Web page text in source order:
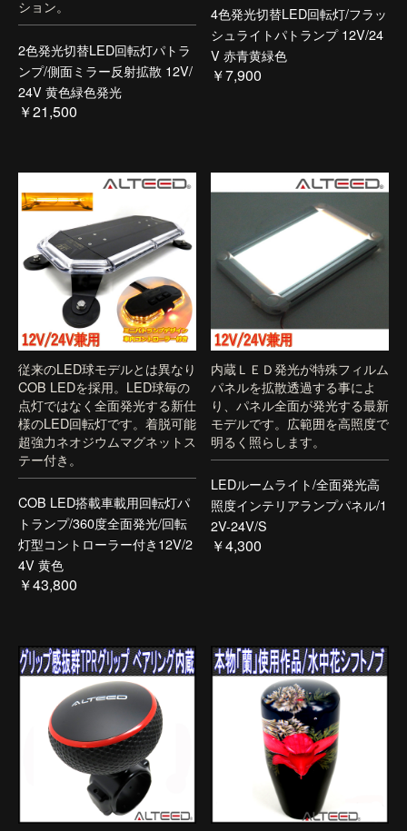
ション。
2色発光切替LED回転灯パトラ
ンプ/側面ミラー反射拡散 12V/
24V 黄色緑色発光
￥21,500
4色発光切替LED回転灯/フラッ
シュライトパトランプ 12V/24
V 赤青黄緑色
￥7,900
従来のLED球モデルとは異なり
COB LEDを採用。LED球毎の
点灯ではなく全面発光する新仕
様のLED回転灯です。着脱可能
超強力ネオジウムマグネットス
テー付き。
COB LED搭載車載用回転灯パ
トランプ/360度全面発光/回転
灯型コントローラー付き12V/2
4V 黄色
￥43,800
内蔵ＬＥＤ発光が特殊フィルム
パネルを拡散透過する事によ
り、パネル全面が発光する最新
モデルです。広範囲を高照度で
明るく照らします。
LEDルームライト/全面発光高
照度インテリアランプパネル/1
2V-24V/S
￥4,300